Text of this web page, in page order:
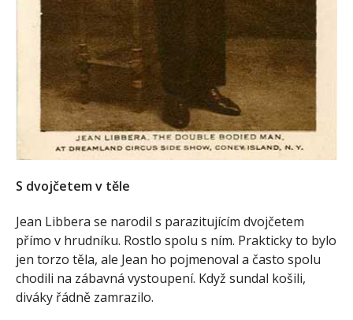
S dvojčetem v těle
Jean Libbera se narodil s parazitujícím dvojčetem
přímo v hrudníku. Rostlo spolu s ním. Prakticky to bylo
jen torzo těla, ale Jean ho pojmenoval a často spolu
chodili na zábavná vystoupení. Když sundal košili,
diváky řádně zamrazilo.